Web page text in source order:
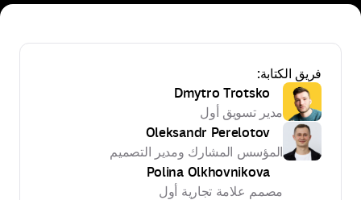
فريق الكتابة:
Dmytro Trotsko
مدير تسويق أول
Oleksandr Perelotov
المؤسس المشارك ومدير التصميم
Polina Olkhovnikova
مصمم علامة تجارية أول